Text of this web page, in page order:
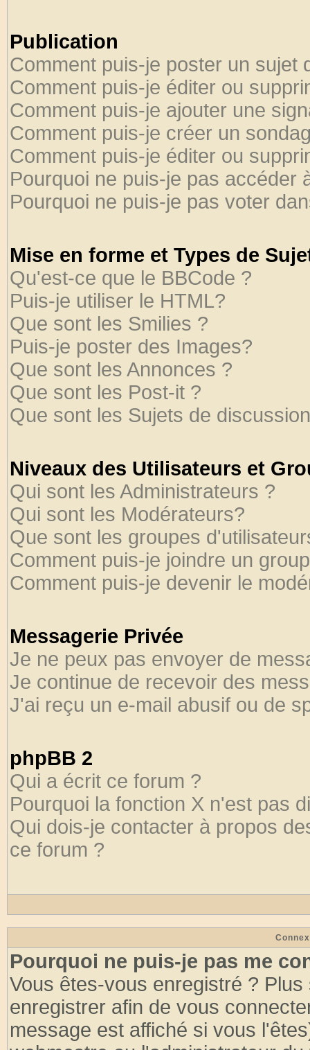
Publication
Comment puis-je poster un sujet
Comment puis-je éditer ou
Comment puis-je ajouter une
Comment puis-je créer un
Comment puis-je éditer ou
Pourquoi ne puis-je pas accéder
Pourquoi ne puis-je pas voter
Mise en forme et Types de
Qu'est-ce que le BBCode ?
Puis-je utiliser le HTML?
Que sont les Smilies ?
Puis-je poster des Images?
Que sont les Annonces ?
Que sont les Post-it ?
Que sont les Sujets de
Niveaux des Utilisateurs et
Qui sont les Administrateurs ?
Qui sont les Modérateurs?
Que sont les groupes
Comment puis-je joindre un
Comment puis-je devenir le
Messagerie Privée
Je ne peux pas envoyer de
Je continue de recevoir des
J'ai reçu un e-mail abusif ou de
phpBB 2
Qui a écrit ce forum ?
Pourquoi la fonction X n'est pas
Qui dois-je contacter à propos
ce forum ?
Pourquoi ne puis-je pas me
Vous êtes-vous enregistré ?
enregistrer afin de vous
message est affiché si vous